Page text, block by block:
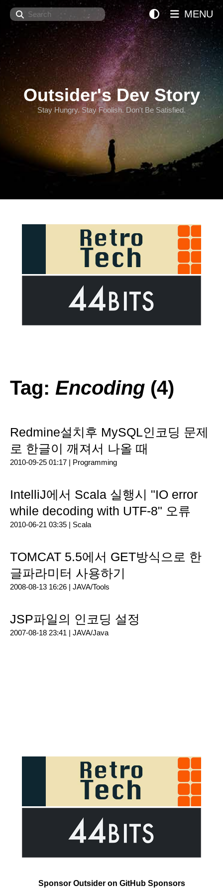
Search
Outsider's Dev Story
Stay Hungry. Stay Foolish. Don't Be Satisfied.
MENU
Tag: Encoding (4)
Redmine설치후 MySQL인코딩 문제
로 한글이 깨져서 나올 때
2010-09-25 01:17 | Programming
IntelliJ에서 Scala 실행시 "IO error
while decoding with UTF-8" 오류
2010-06-21 03:35 | Scala
TOMCAT 5.5에서 GET방식으로 한
글파라미터 사용하기
2008-08-13 16:26 | JAVA/Tools
JSP파일의 인코딩 설정
2007-08-18 23:41 | JAVA/Java
Sponsor Outsider on GitHub Sponsors